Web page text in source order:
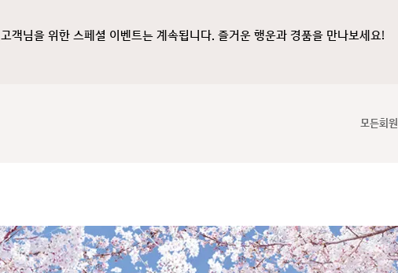
고객님을 위한 스페셜 이벤트는 계속됩니다. 즐거운 행운과 경품을 만나보세요!
모든회원